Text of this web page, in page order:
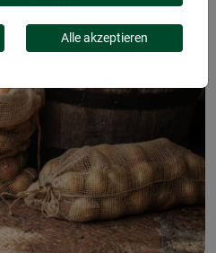
Alle akzeptieren